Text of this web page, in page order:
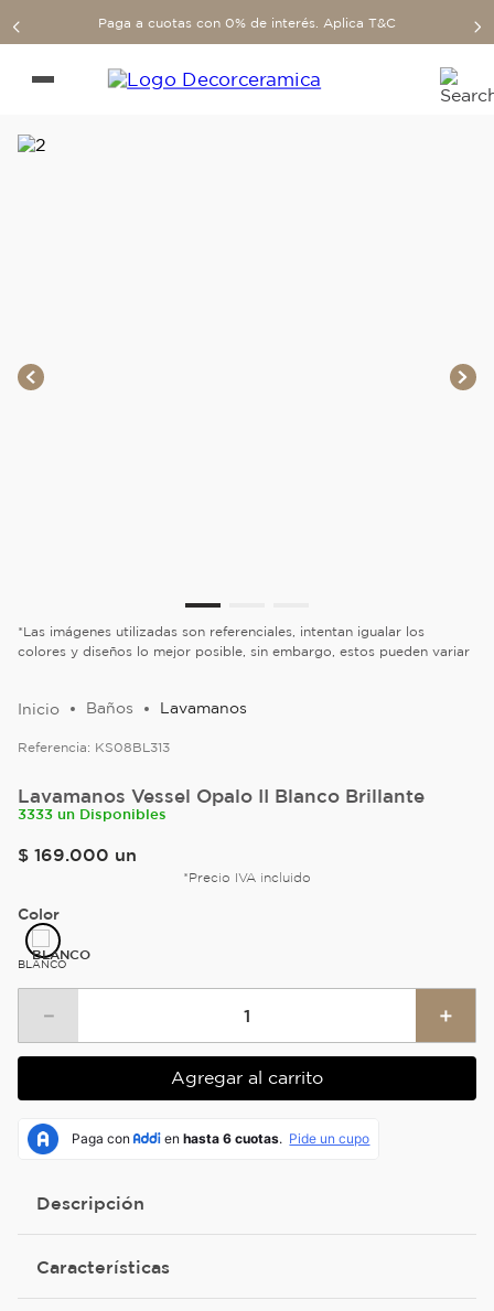
Paga a cuotas con 0% de interés. Aplica T&C
*Las imágenes utilizadas son referenciales, intentan igualar los
colores y diseños lo mejor posible, sin embargo, estos pueden variar
Baños Lavamanos
Referencia: KS08BL313
Lavamanos Vessel Opalo II Blanco Brillante
3333 un Disponibles
$ 169.000 un
*Precio IVA incluido
Color
BLANCO
＋
－
Agregar al carrito
Descripción
Características